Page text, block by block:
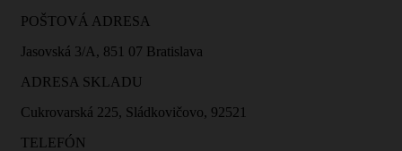
POŠTOVÁ ADRESA
Jasovská 3/A, 851 07 Bratislava
ADRESA SKLADU
Cukrovarská 225, Sládkovičovo, 92521
TELEFÓN